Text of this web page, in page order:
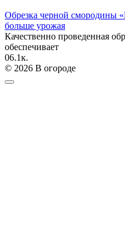
Обрезка черной смородины
больше урожая
Качественно проведенная
обеспечивает
06.1к.
© 2026 В огороде